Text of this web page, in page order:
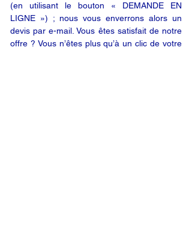
(en utilisant le bouton « DEMANDE EN
LIGNE ») ; nous vous enverrons alors un
devis par e-mail. Vous êtes satisfait de notre
offre ? Vous n’êtes plus qu’à un clic de votre